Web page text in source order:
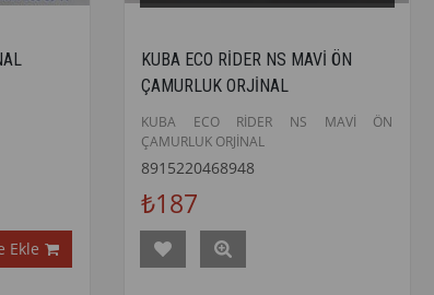
Ekle
KUBA ECO RİDER NS MAVİ ÖN
ÇAMURLUK ORJİNAL
KUBA ECO RİDER NS MAVİ ÖN
ÇAMURLUK ORJİNAL
8915220468948
₺187